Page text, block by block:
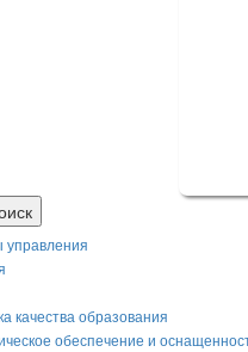
управления
качества образования
обеспечение и